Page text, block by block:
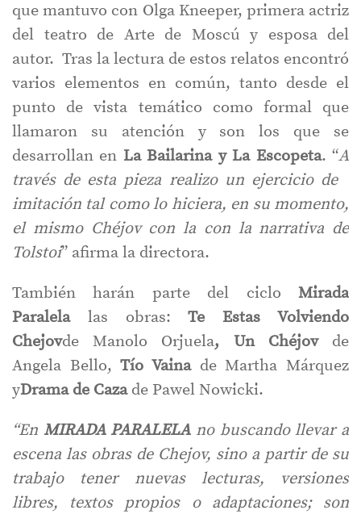
que mantuvo con Olga Kneeper, primera actriz
del teatro de Arte de Moscú y esposa del
autor. Tras la lectura de estos relatos encontró
varios elementos en común, tanto desde el
punto de vista temático como formal que
llamaron su atención y son los que se
desarrollan en La Bailarina y La Escopeta. “A
través de esta pieza realizo un ejercicio de
imitación tal como lo hiciera, en su momento,
el mismo Chéjov con la con la narrativa de
Tolstoi” afirma la directora.
También harán parte del ciclo Mirada
Paralelalas obras:Te Estas Volviendo
Chejovde Manolo Orjuela, Un Chéjovde
Angela Bello,Tío Vainade Martha Márquez
yDrama de Cazade Pawel Nowicki.
“En MIRADA PARALELA no buscando llevar a
escena las obras de Chejov, sino a partir de su
trabajo tener nuevas lecturas, versiones
libres, textos propios o adaptaciones; son